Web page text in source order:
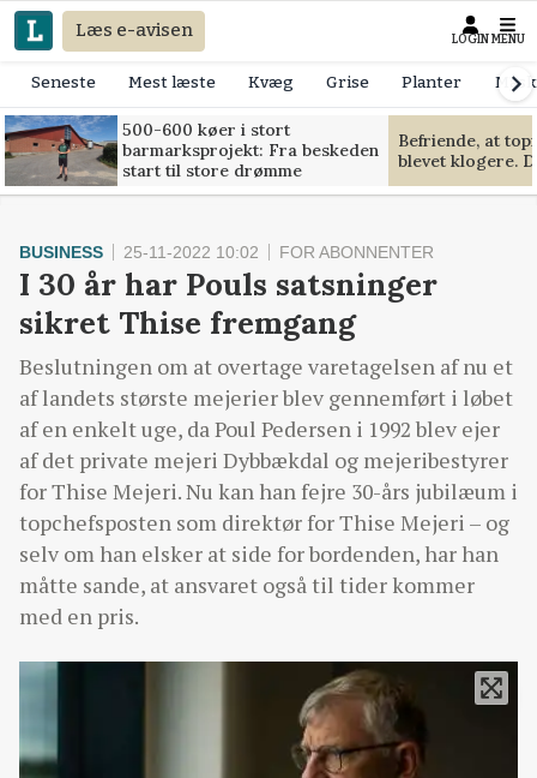
Læs e-avisen LOGIN MENU
Seneste Mest læste Kvæg Grise Planter
500-600 køer i stort
barmarksprojekt: Fra beskeden
start til store drømme
Befriende, at
blevet klogere.
BUSINESS 25-11-2022 10:02 FOR ABONNENTER
I 30 år har Pouls satsninger
sikret Thise fremgang
Beslutningen om at overtage varetagelsen af nu et
af landets største mejerier blev gennemført i løbet
af en enkelt uge, da Poul Pedersen i 1992 blev ejer
af det private mejeri Dybbækdal og mejeribestyrer
for Thise Mejeri. Nu kan han fejre 30-års jubilæum i
topchefsposten som direktør for Thise Mejeri – og
selv om han elsker at side for bordenden, har han
måtte sande, at ansvaret også til tider kommer
med en pris.